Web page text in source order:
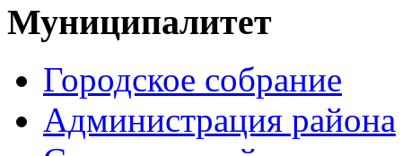
Муниципалитет
Городское собрание
Администрация района